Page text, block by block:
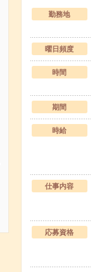
勤務地
曜日頻度
時間
期間
時給
仕事内容
応募資格